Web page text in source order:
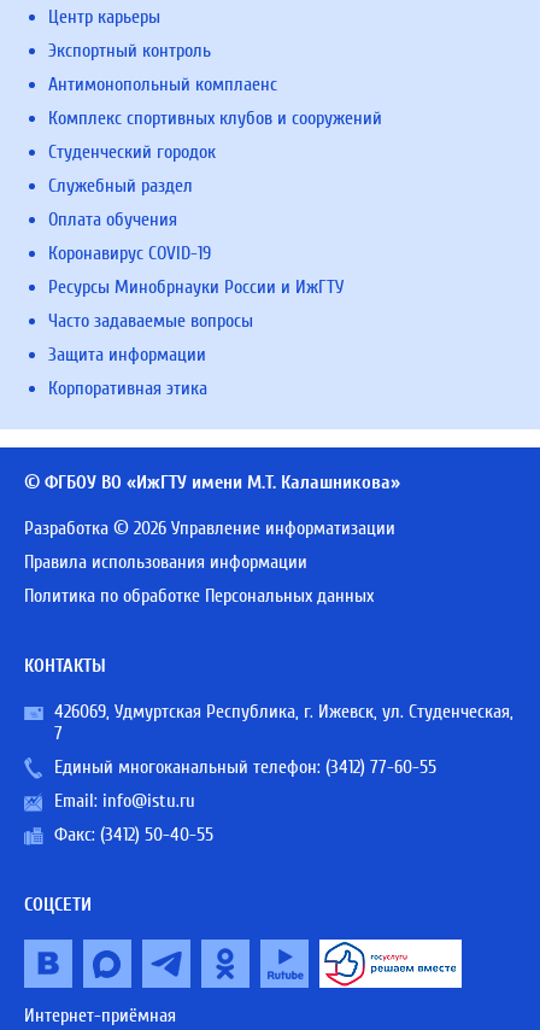
Центр карьеры
Экспортный контроль
Антимонопольный комплаенс
Комплекс спортивных клубов и сооружений
Студенческий городок
Служебный раздел
Оплата обучения
Коронавирус COVID-19
Ресурсы Минобрнауки России и ИжГТУ
Часто задаваемые вопросы
Защита информации
Корпоративная этика
© ФГБОУ ВО «ИжГТУ имени М.Т. Калашникова»
Разработка © 2026 Управление информатизации
Правила использования информации
Политика по обработке Персональных данных
КОНТАКТЫ
426069, Удмуртская Республика, г. Ижевск, ул. Студенческая,
7
Единый многоканальный телефон: (3412) 77-60-55
Email: info@istu.ru
Факс: (3412) 50-40-55
СОЦСЕТИ
Интернет-приёмная